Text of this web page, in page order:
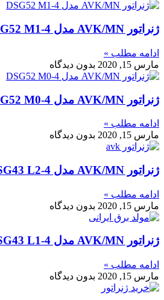
ژنراتور AVK/MN مدل DSG52 M1-4
ادامه مطلب »
مارس 15, 2020
بدون دیدگاه
ژنراتور AVK/MN مدل DSG52 M0-4
ادامه مطلب »
مارس 15, 2020
بدون دیدگاه
ژنراتور AVK/MN مدل DSG43 L2-4
ادامه مطلب »
مارس 15, 2020
بدون دیدگاه
ژنراتور AVK/MN مدل DSG43 L1-4
ادامه مطلب »
مارس 15, 2020
بدون دیدگاه